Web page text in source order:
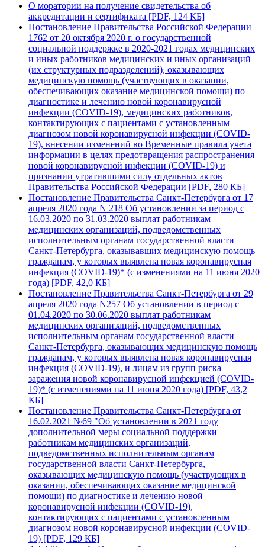
О моратории на получение свидетельства об
аккредитации и сертификата [PDF, 124 КБ]
Постановление Правительства Российской Федерации
1762 от 20 октября 2020 г. о государственной
социальной поддержке в 2020-2021 годах медицинских
и иных работников медицинских и иных организаций
(их структурных подразделений), оказывающих
медицинскую помощь (участвующих в оказании,
обеспечивающих оказание медицинской помощи) по
диагностике и лечению новой коронавирусной
инфекции (COVID-19), медицинских работников,
контактирующих с пациентами с установленным
диагнозом новой коронавирусной инфекции (COVID-
19), внесении изменений во Временные правила учета
информации в целях предотвращения распространения
новой коронавирусной инфекции (COVID-19) и
признании утратившими силу отдельных актов
Правительства Российской Федерации [PDF, 280 КБ]
Постановление Правительства Санкт-Петербурга от 17
апреля 2020 года N 218 Об установлении за период с
16.03.2020 по 31.03.2020 выплат работникам
медицинских организаций, подведомственных
исполнительным органам государственной власти
Санкт-Петербурга, оказывавших медицинскую помощь
гражданам, у которых выявлена новая коронавирусная
инфекция (COVID-19)* (с изменениями на 11 июня 2020
года) [PDF, 42,0 КБ]
Постановление Правительства Санкт-Петербурга от 29
апреля 2020 года N257 Об установлении в период с
01.04.2020 по 30.06.2020 выплат работникам
медицинских организаций, подведомственных
исполнительным органам государственной власти
Санкт-Петербурга, оказывающих медицинскую помощь
гражданам, у которых выявлена новая коронавирусная
инфекция (COVID-19), и лицам из групп риска
заражения новой коронавирусной инфекцией (COVID-
19)* (с изменениями на 11 июня 2020 года) [PDF, 43,2
КБ]
Постановление Правительства Санкт-Петербурга от
16.02.2021 №69 "Об установлении в 2021 году
дополнительной меры социальной поддержки
работникам медицинских организаций,
подведомственных исполнительным органам
государственной власти Санкт-Петербурга,
оказывающих медицинскую помощь (участвующих в
оказании, обеспечивающих оказание медицинской
помощи) по диагностике и лечению новой
коронавирусной инфекции (COVID-19),
контактирующих с пациентами с установленным
диагнозом новой коронавирусной инфекции (COVID-
19) [PDF, 129 КБ]